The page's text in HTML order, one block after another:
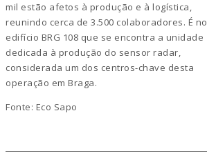
mil estão afetos à produção e à logística,
reunindo cerca de 3.500 colaboradores. É no
edifício BRG 108 que se encontra a unidade
dedicada à produção do sensor radar,
considerada um dos centros-chave desta
operação em Braga.
Fonte: Eco Sapo